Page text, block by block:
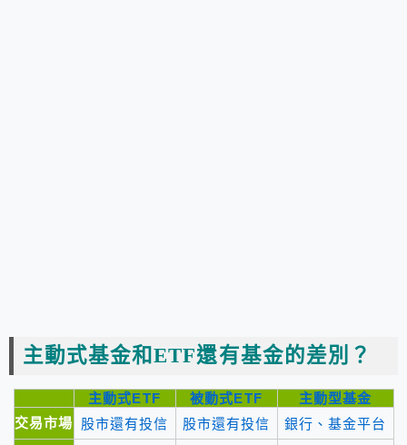
主動式基金和ETF還有基金的差別？
主動式ETF 被動式ETF
主動型基金
交易市場
股市還有投信 股市還有投信
銀行、基金平台